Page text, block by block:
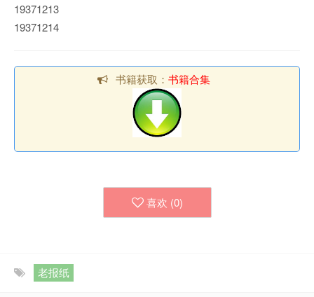
19371213
19371214
书籍获取： 书籍合集
喜欢 (0)
老报纸